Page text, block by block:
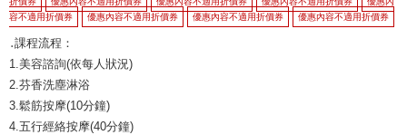
容不適用折價券
優惠內容不適用折價券 優惠內容不適用折價券 優惠內容不適用折價券
․課程流程：
1.美容諮詢(依每人狀況)
2.芬香洗塵淋浴
3.鬆筋按摩(10分鐘)
4.五行經絡按摩(40分鐘)